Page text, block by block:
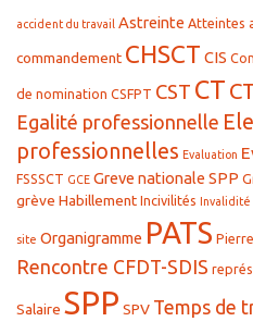
accident du travail Astreinte Atteintes
commandement CHSCT CIS
de nomination CSFPT CST CT
Egalité professionnelle
professionnelles Evaluation
FSSSCT GCE Greve nationale SPP
grève Habillement Incivilités
site Organigramme PATS
Rencontre CFDT-SDIS
Salaire SPP SPV Temps de